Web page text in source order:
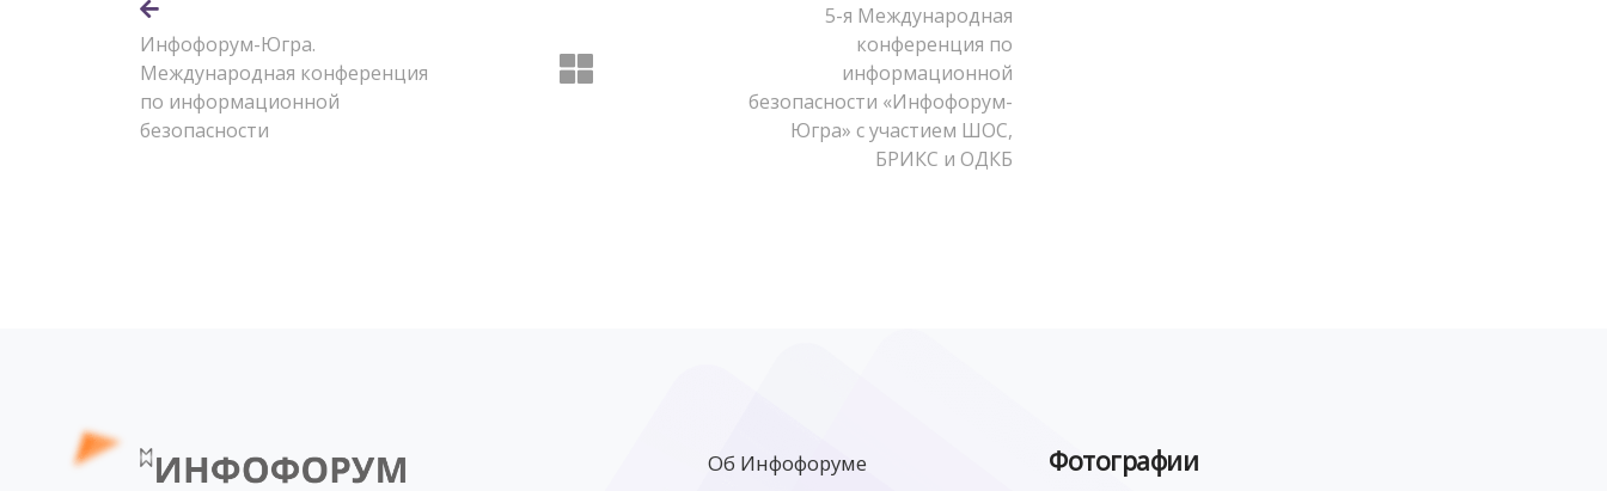
Инфофорум-Югра.
Международная конференция
по информационной
безопасности
5-я Международная
конференция по
информационной
безопасности «Инфофорум-
Югра» с участием ШОС,
БРИКС и ОДКБ
Об Инфофоруме
Фотографии